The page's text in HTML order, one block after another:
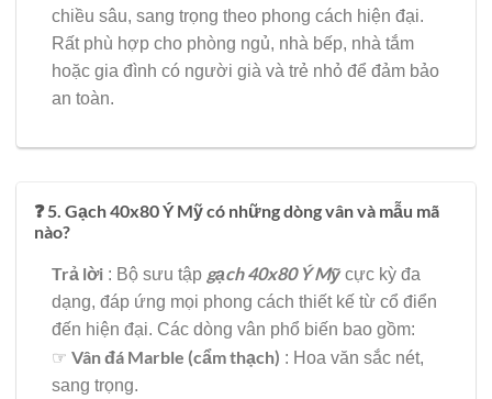
chiều sâu, sang trọng theo phong cách hiện đại.
Rất phù hợp cho phòng ngủ, nhà bếp, nhà tắm
hoặc gia đình có người già và trẻ nhỏ để đảm bảo
an toàn.
❓ 5. Gạch 40x80 Ý Mỹ có những dòng vân và mẫu mã
nào?
Trả lời : Bộ sưu tập gạch 40x80 Ý Mỹcực kỳ đa
dạng, đáp ứng mọi phong cách thiết kế từ cổ điển
đến hiện đại. Các dòng vân phổ biến bao gồm:
☞ Vân đá Marble (cẩm thạch) : Hoa văn sắc nét,
sang trọng.